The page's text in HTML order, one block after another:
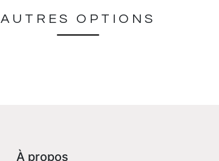
AUTRES OPTIONS
À propos